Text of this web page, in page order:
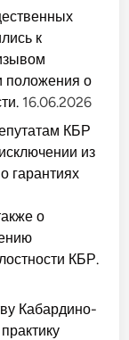
к
положения о
16.06.2026
КБР
из
гарантиях
о
КБР.
Кабардино-